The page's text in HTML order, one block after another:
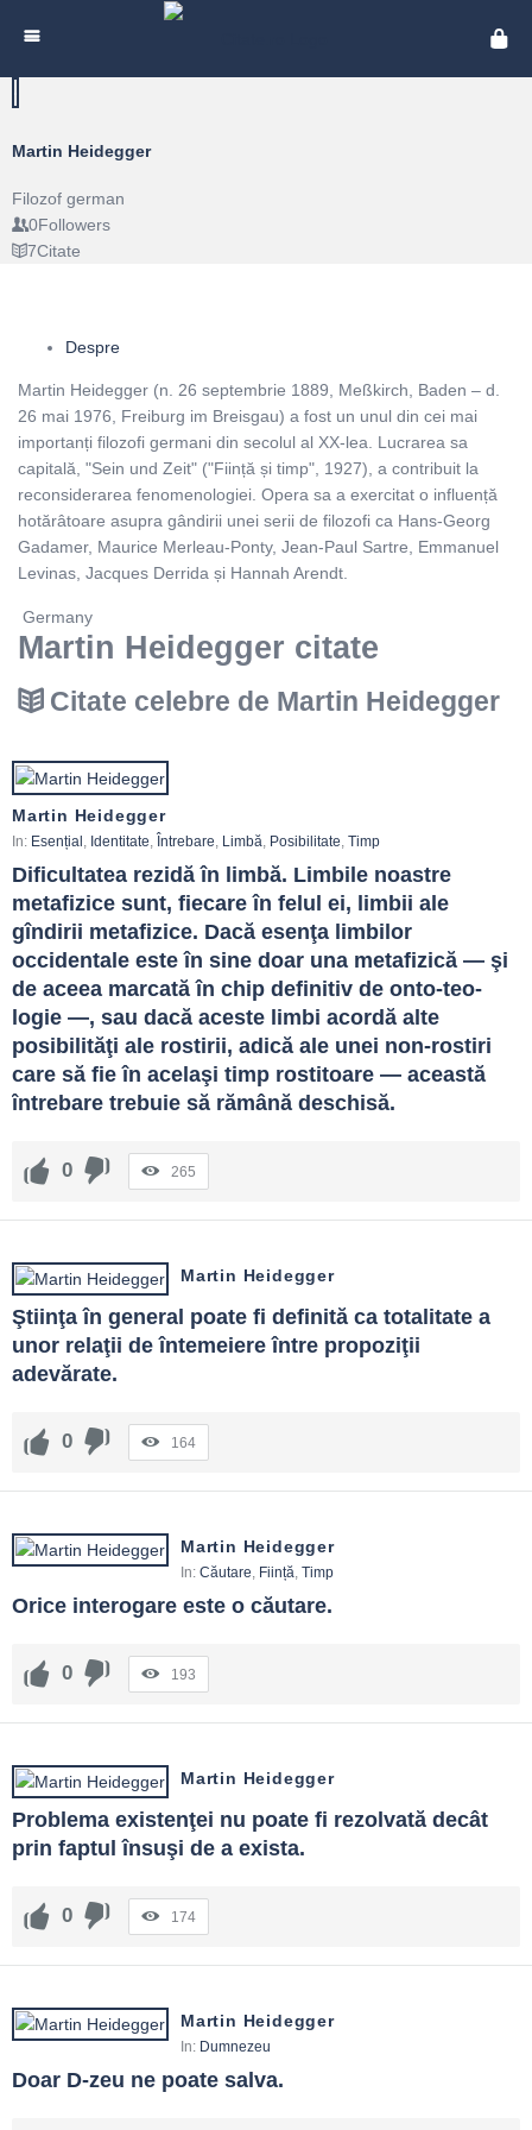
Martin Heidegger
Filozof german
0Followers
7Citate
Despre
Martin Heidegger (n. 26 septembrie 1889, Meßkirch, Baden – d.
26 mai 1976, Freiburg im Breisgau) a fost un unul din cei mai
importanți filozofi germani din secolul al XX-lea. Lucrarea sa
capitală, "Sein und Zeit" ("Ființă și timp", 1927), a contribuit la
reconsiderarea fenomenologiei. Opera sa a exercitat o influență
hotărâtoare asupra gândirii unei serii de filozofi ca Hans-Georg
Gadamer, Maurice Merleau-Ponty, Jean-Paul Sartre, Emmanuel
Levinas, Jacques Derrida și Hannah Arendt.
Germany
Martin Heidegger citate
Citate celebre de Martin Heidegger
Martin Heidegger
In: Esențial Identitate Întrebare Limbă Posibilitate Timp
Dificultatea rezidă în limbă. Limbile noastre
metafizice sunt, fiecare în felul ei, limbii ale
gîndirii metafizice. Dacă esenţa limbilor
occidentale este în sine doar una metafizică ― şi
de aceea marcată în chip definitiv de onto-teo-
logie ―, sau dacă aceste limbi acordă alte
posibilităţi ale rostirii, adică ale unei non-rostiri
care să fie în acelaşi timp rostitoare ― această
întrebare trebuie să rămână deschisă.
0 265
Martin Heidegger
Ştiinţa în general poate fi definită ca totalitate a
unor relaţii de întemeiere între propoziţii
adevărate.
0 164
Martin Heidegger
In: Căutare, Ființă, Timp
Orice interogare este o căutare.
0 193
Martin Heidegger
Problema existenţei nu poate fi rezolvată decât
prin faptul însuşi de a exista.
0 174
Martin Heidegger
In: Dumnezeu
Doar D-zeu ne poate salva.